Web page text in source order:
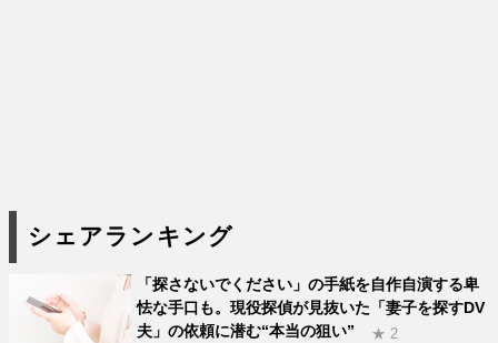
シェアランキング
「探さないでください」の手紙を自作自演する卑
怯な手口も。現役探偵が見抜いた「妻子を探すDV
夫」の依頼に潜む“本当の狙い”
★ 2